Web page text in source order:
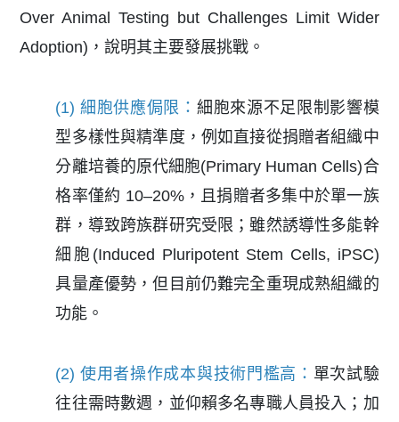
Over Animal Testing but Challenges Limit Wider
Adoption)，說明其主要發展挑戰。
(1) 細胞供應侷限： 細胞來源不足限制影響模
型多樣性與精準度，例如直接從捐贈者組織中
分離培養的原代細胞(Primary Human Cells)合
格率僅約 10–20%，且捐贈者多集中於單一族
群，導致跨族群研究受限；雖然誘導性多能幹
細胞(Induced Pluripotent Stem Cells, iPSC)
具量產優勢，但目前仍難完全重現成熟組織的
功能。
(2) 使用者操作成本與技術門檻高： 單次試驗
往往需時數週，並仰賴多名專職人員投入；加